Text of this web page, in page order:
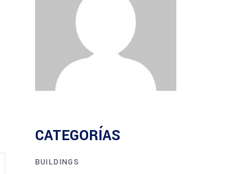
CATEGORÍAS
BUILDINGS